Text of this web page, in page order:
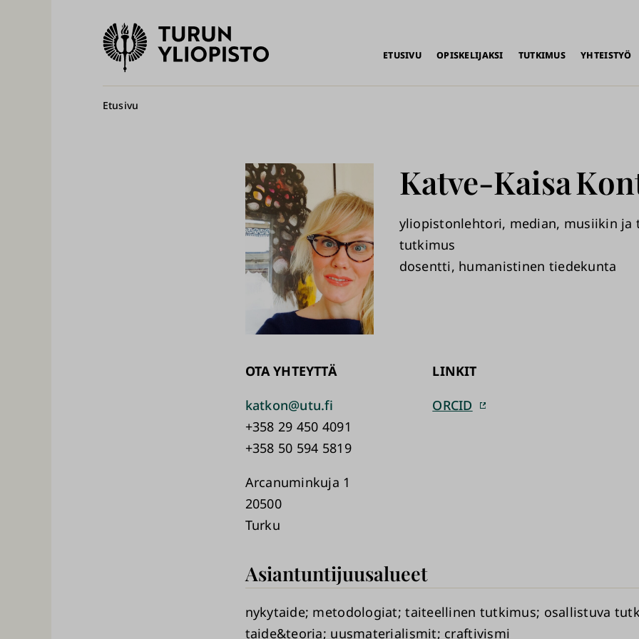
Turun
yliopisto
ETUSIVU OPISKELIJAKSI TUTKIMUS YHTEISTYÖ
Murupolku
Etusivu
Katve-Kaisa
yliopistonlehtori, median, musiikin ja
tutkimus
dosentti, humanistinen tiedekunta
OTA YHTEYTTÄ
katkon@utu.fi
+358 29 450 4091
+358 50 594 5819
Arcanuminkuja 1
20500
Turku
LINKIT
ORCID
Asiantuntijuusalueet
nykytaide metodologiat taiteellinen tutkimus osallistuva
taide&teoria uusmaterialismit craftivismi